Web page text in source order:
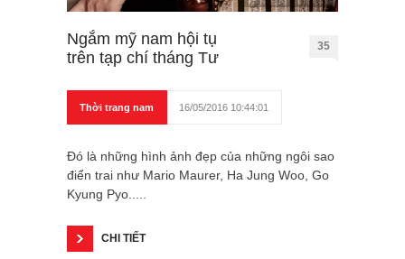
Ngắm mỹ nam hội tụ
trên tạp chí tháng Tư
35
Thời trang nam 16/05/2016 10:44:01
Đó là những hình ảnh đẹp của những ngôi sao
điển trai như Mario Maurer, Ha Jung Woo, Go
Kyung Pyo.....
CHI TIẾT